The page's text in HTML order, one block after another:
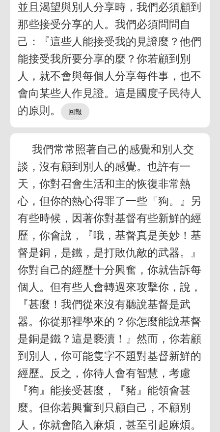
並且渴望與別人分享時，我們必須顧到
那些接受分享的人。我們必須問問自
己：『這些人能接受我的見證麼？他們
能接受我所要分享的麼？你若顧到別
人，就不會與每個人分享每件事，也不
會向某些人作見證。這是國度子民待人
的原則。
我們常常照著自己的感覺和別人交
談，沒有顧到別人的感覺。也許有一
天，你對召會生活和主的恢復非常熱
心，但你的熱心得罪了一些『狗。』另
有些時候，因著你對基督有些新鮮的經
歷，你會說，『哦，基督真是美妙！基
督是銅，是鐵，是打敗仇敵的武器。』
你對自己的經歷十分興奮，你就告訴每
個人。但有些人會轉過來攻擊你，說，
『甚麼！我們從來沒有聽說基督是武
器。你從那裡學來的？你怎麼能說基督
是銅是鐵？這是褻瀆！』然而，你若顧
到別人，你可能隻字不題對基督新鮮的
經歷。反之，你待人會有智慧，考慮
『狗』能接受甚麼，『豬』能領會甚
麼。但你若興奮到只顧自己，不顧別
人，你就會陷入麻煩，甚至引起麻煩。